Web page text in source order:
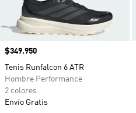
Precio
$349.950
Tenis Runfalcon 6 ATR
Hombre Performance
2 colores
Envío Gratis